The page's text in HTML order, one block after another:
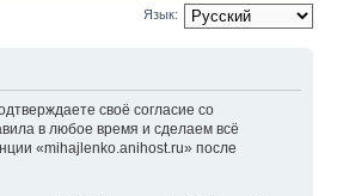
Язык:
своё согласие со
в любое время и сделаем всё
«mihajlenko.anihost.ru» после